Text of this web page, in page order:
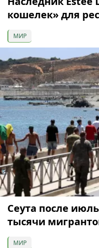
кошелек» для
МИР
Сеута после
тысячи
МИР